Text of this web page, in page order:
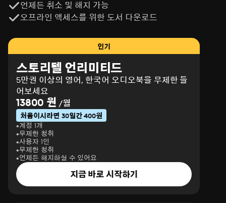
언제든 취소 및 해지 가능
오프라인 액세스를 위한 도서 다운로드
인기
스토리텔 언리미티드
5만권 이상의 영어, 한국어 오디오북을 무제한 들
어보세요
13800 원 /월
처음이시라면 30일간 400원
계정 1개
무제한 청취
사용자 1인
무제한 청취
언제든 해지하실 수 있어요
지금 바로 시작하기